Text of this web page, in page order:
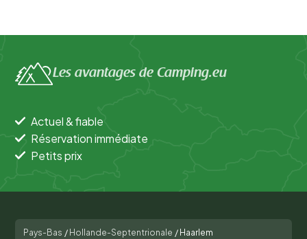
Les avantages de Camping.eu
Actuel & fiable
Réservation immédiate
Petits prix
Pays-Bas / Hollande-Septentrionale / Haarlem